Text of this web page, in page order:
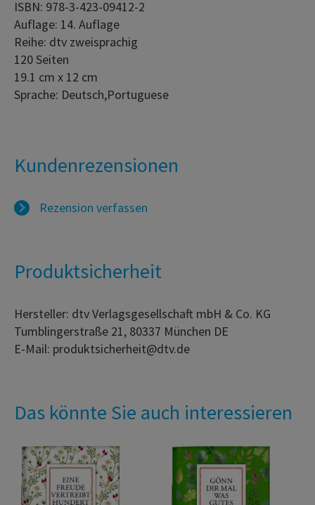
ISBN: 978-3-423-09412-2
Auflage: 14. Auflage
Reihe: dtv zweisprachig
120 Seiten
19.1 cm x 12 cm
Sprache: Deutsch,Portuguese
Kundenrezensionen
Rezension verfassen
Produktsicherheit
Hersteller: dtv Verlagsgesellschaft mbH & Co. KG
Tumblingerstraße 21, 80337 München DE
E-Mail: produktsicherheit@dtv.de
Das könnte Sie auch interessieren